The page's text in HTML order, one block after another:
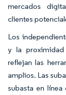
mercados
clientes
Los
y la proximidad
reflejan las
amplios. Las
subasta en